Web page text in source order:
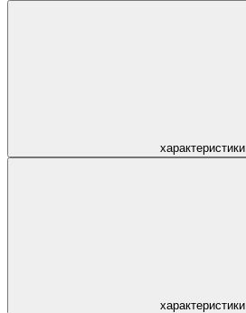
характеристики
характеристики